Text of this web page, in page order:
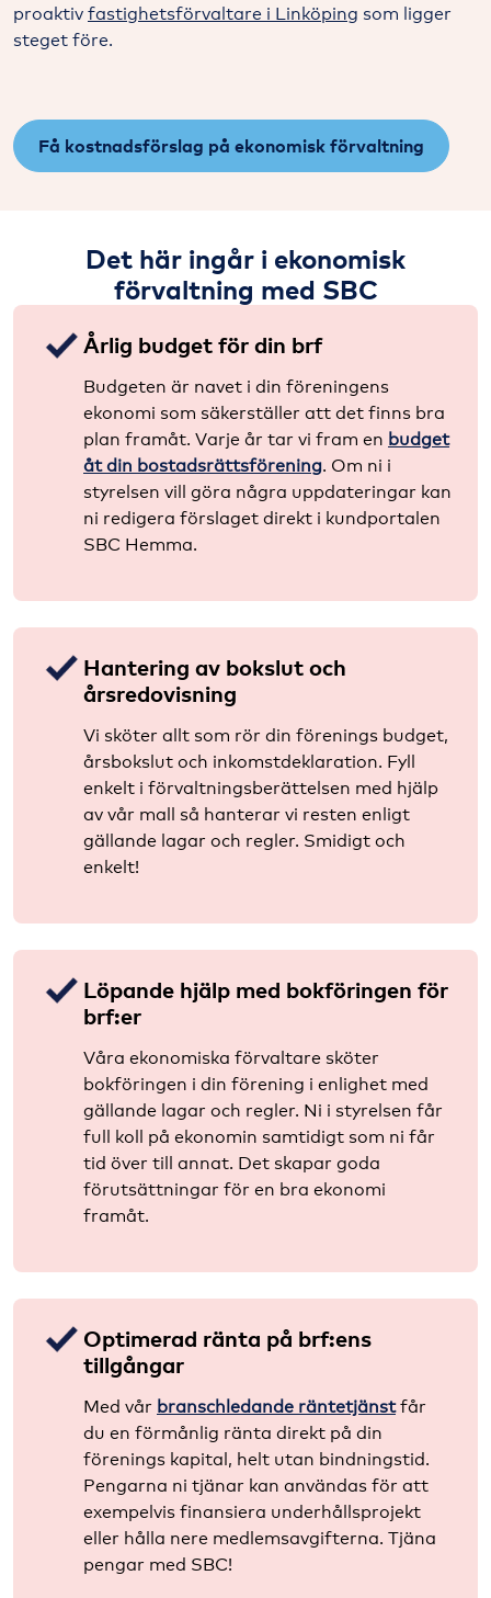
proaktiv fastighetsförvaltare i Linköping som ligger
steget före.
Få kostnadsförslag på ekonomisk förvaltning
Det här ingår i ekonomisk
förvaltning med SBC
Årlig budget för din brf
Budgeten är navet i din föreningens
ekonomi som säkerställer att det finns bra
plan framåt. Varje år tar vi fram en budget
åt din bostadsrättsförening. Om ni i
styrelsen vill göra några uppdateringar kan
ni redigera förslaget direkt i kundportalen
SBC Hemma.
Hantering av bokslut och
årsredovisning
Vi sköter allt som rör din förenings budget,
årsbokslut och inkomstdeklaration. Fyll
enkelt i förvaltningsberättelsen med hjälp
av vår mall så hanterar vi resten enligt
gällande lagar och regler. Smidigt och
enkelt!
Löpande hjälp med bokföringen för
brf:er
Våra ekonomiska förvaltare sköter
bokföringen i din förening i enlighet med
gällande lagar och regler. Ni i styrelsen får
full koll på ekonomin samtidigt som ni får
tid över till annat. Det skapar goda
förutsättningar för en bra ekonomi
framåt.
Optimerad ränta på brf:ens
tillgångar
Med vår branschledande räntetjänstfår
du en förmånlig ränta direkt på din
förenings kapital, helt utan bindningstid.
Pengarna ni tjänar kan användas för att
exempelvis finansiera underhållsprojekt
eller hålla nere medlemsavgifterna. Tjäna
pengar med SBC!